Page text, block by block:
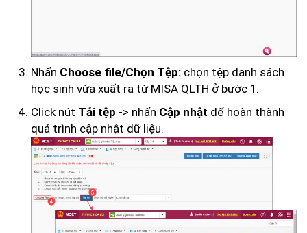
Nhấn Choose file/Chọn Tệp: chọn tệp danh sách
học sinh vừa xuất ra từ MISA QLTH ở bước 1.
Click nút Tải tệp -> nhấn Cập nhật để hoàn thành
quá trình cập nhật dữ liệu.